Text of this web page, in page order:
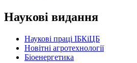
Наукові видання
Наукові праці ІБКіЦБ
Новітні агротехнології
Бiоенергетика